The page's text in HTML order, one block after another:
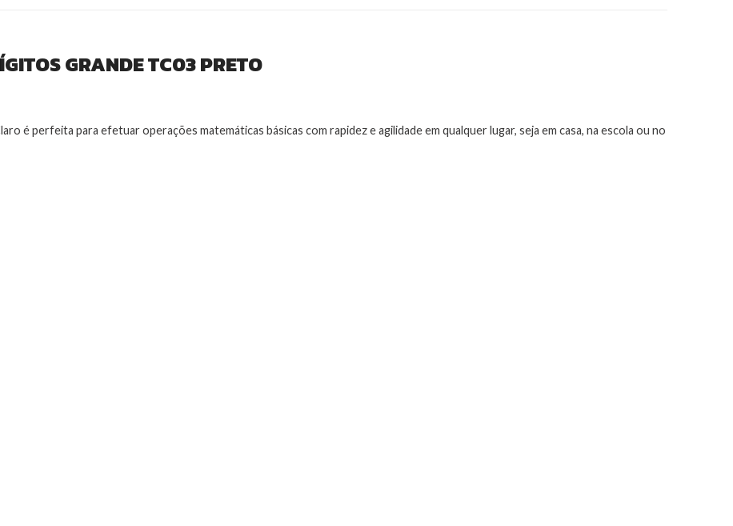
GRANDE TC03 PRETO
é perfeita para efetuar operações matemáticas básicas com rapidez e agilidade em qualquer lugar, seja em casa, na escola ou no